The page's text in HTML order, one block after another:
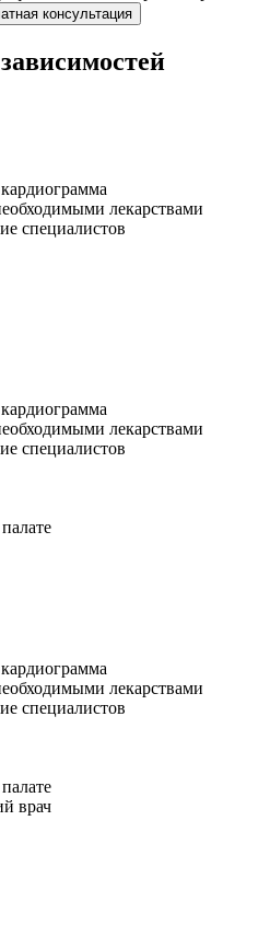
консультация
лекарствами
специалистов
лекарствами
специалистов
лекарствами
специалистов
врач